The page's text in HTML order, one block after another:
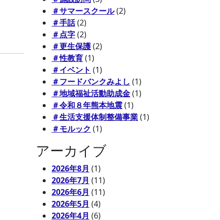
＃サマースクール(2)
＃手話(2)
＃点字(2)
＃更生保護(2)
＃性教育(1)
＃イベント (1)
＃フードバンクみよし (1)
＃地域福祉活動助成金(1)
＃令和８年熊本地震(1)
＃生活支援体制整備事業(1)
＃モルック (1)
アーカイブ
2026年8月 (1)
2026年7月 (11)
2026年6月 (11)
2026年5月 (4)
2026年4月 (6)